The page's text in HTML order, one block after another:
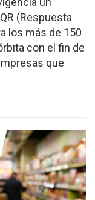
(Respuesta
los más de 150
con el fin de
que